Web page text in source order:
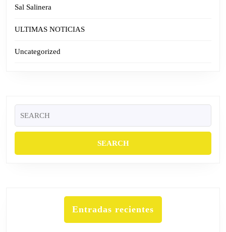
Sal Salinera
ULTIMAS NOTICIAS
Uncategorized
for:
Entradas recientes